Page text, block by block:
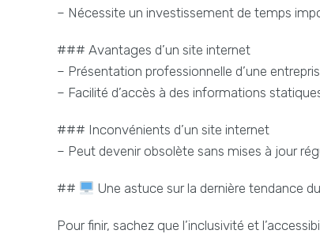
– Nécessite un investissement de temps
### Avantages d’un site internet
– Présentation professionnelle d’une
– Facilité d’accès à des informations
### Inconvénients d’un site internet
– Peut devenir obsolète sans mises à jour
## Une astuce sur la dernière tendance
Pour finir, sachez que l’inclusivité et